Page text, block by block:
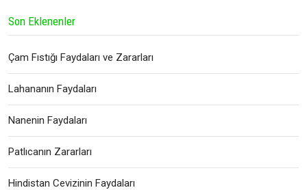
Son Eklenenler
Çam Fıstığı Faydaları ve Zararları
Lahananın Faydaları
Nanenin Faydaları
Patlıcanın Zararları
Hindistan Cevizinin Faydaları